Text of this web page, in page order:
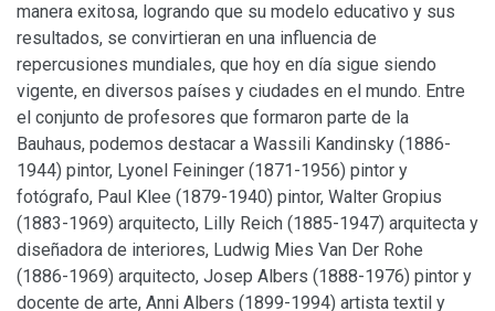
manera exitosa, logrando que su modelo educativo y sus
resultados, se convirtieran en una influencia de
repercusiones mundiales, que hoy en día sigue siendo
vigente, en diversos países y ciudades en el mundo. Entre
el conjunto de profesores que formaron parte de la
Bauhaus, podemos destacar a Wassili Kandinsky (1886-
1944) pintor, Lyonel Feininger (1871-1956) pintor y
fotógrafo, Paul Klee (1879-1940) pintor, Walter Gropius
(1883-1969) arquitecto, Lilly Reich (1885-1947) arquitecta y
diseñadora de interiores, Ludwig Mies Van Der Rohe
(1886-1969) arquitecto, Josep Albers (1888-1976) pintor y
docente de arte, Anni Albers (1899-1994) artista textil y